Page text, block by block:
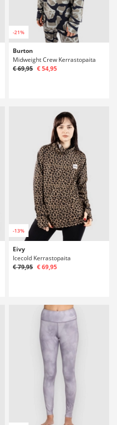
-21%
Burton
Midweight Crew Kerrastopaita
€ 69,95 € 54,95
-13%
Eivy
Icecold Kerrastopaita
€ 79,95 € 69,95